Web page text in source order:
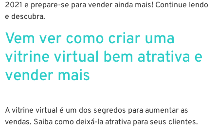
2021 e prepare-se para vender ainda mais! Continue lendo
e descubra.
Vem ver como criar uma
vitrine virtual bem atrativa e
vender mais
A vitrine virtual é um dos segredos para aumentar as
vendas. Saiba como deixá-la atrativa para seus clientes.